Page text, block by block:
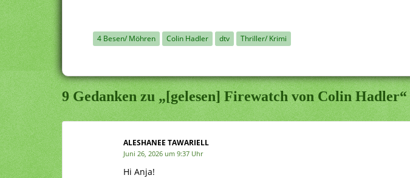
4 Besen/ Möhren Colin Hadler dtv Thriller/ Krimi
9 Gedanken zu „[gelesen] Firewatch von Colin Hadler“
ALESHANEE TAWARIELL
Juni 26, 2026 um 9:37 Uhr
Hi Anja!